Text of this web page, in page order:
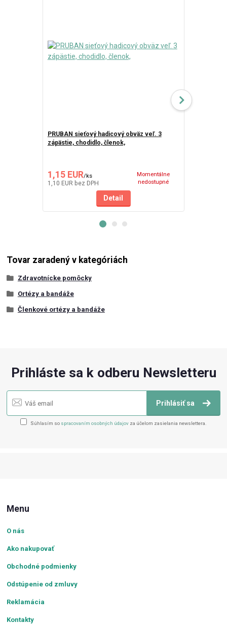
PRUBAN sieťový hadicový obväz veľ. 3
zápästie, chodidlo, členok,
1,15 EUR/ks
1,10 EUR bez DPH
Momentálne
nedostupné
Detail
Tovar zaradený v kategóriách
Zdravotnícke pomôcky
Ortézy a bandáže
Členkové ortézy a bandáže
Prihláste sa k odberu Newsletteru
Prihlásiť sa
Súhlasím so spracovaním osobných údajov za účelom zasielania newslettera.
Menu
O nás
Ako nakupovať
Obchodné podmienky
Odstúpenie od zmluvy
Reklamácia
Kontakty